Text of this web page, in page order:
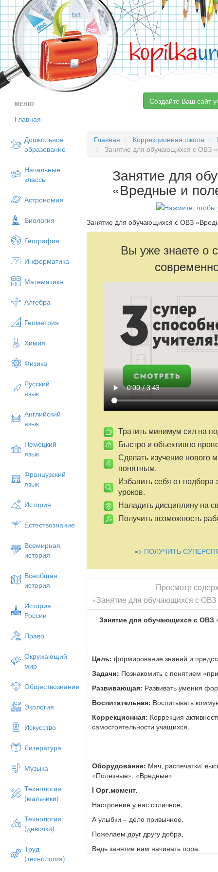
kopilka
МЕНЮ
Главная
Дошкольное
образование
Начальные
классы
Астрономия
Биология
География
Информатика
Математика
Алгебра
Геометрия
Химия
Физика
Русский
язык
Английский
язык
Немецкий
язык
Французский
язык
История
Естествознание
Всемирная
история
Всеобщая
история
История
России
Право
Окружающий
мир
Обществознание
Экология
Искусство
Литература
Музыка
Технология
(мальчики)
Технология
(девочки)
Труд
(технология)
Создайте Ваш сайт
Главная Коррекционная школа
Занятие для обучающихся с ОВЗ
Занятие для
«Вредные и
Занятие для обучающихся с ОВЗ
Вы уже знаете о
Тратить минимум сил на
Быстро и объективно
Сделать изучение нового
понятным.
Избавить себя от подбора
уроков.
Наладить дисциплину на
Получить возможность
=> ПОЛУЧИТЬ
Просмотр
«Занятие для обучающихся с
Занятие для обучающихся с
Цель:формирование знаний и
Задачи: Познакомить с понятием
Развивающая: Развивать умения
Воспитательная: Воспитывать
Коррекционная: Коррекция
самостоятельности учащихся.
Оборудование: Мяч, распечатки:
«Полезные», «Вредные»
I Орг.момент.
Настроение у нас отличное,
А улыбки – дело привычное.
Пожелаем друг другу добра,
Ведь занятие нам начинать пора.